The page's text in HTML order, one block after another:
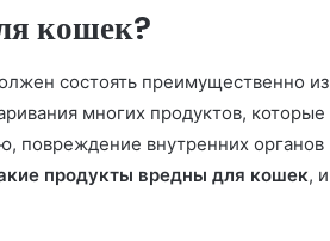
кошек?
состоять преимущественно из
многих продуктов, которые
повреждение внутренних органов
продукты вредны для кошек, и